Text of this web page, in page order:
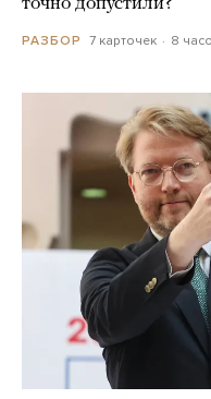
РАЗБОР 7 карточек 8